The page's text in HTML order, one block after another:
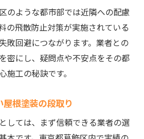
のような都市部では近隣への配慮
の飛散防止対策が実施されている
敗回避につながります。業者との
密にし、疑問点や不安点をその都
施工の秘訣です。
根塗装の段取り
しては、まず信頼できる業者の選